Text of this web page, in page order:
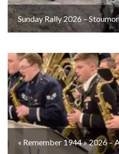
Sunday Rally 2026 –
« Remember 1944 » 2026 –